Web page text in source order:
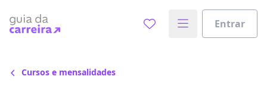
Entrar
Cursos e mensalidades